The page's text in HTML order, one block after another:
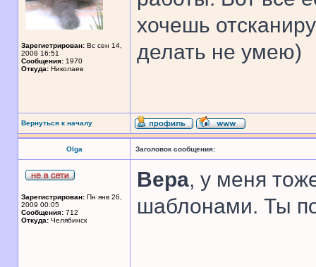
Зарегистрирован: Вс сен 14,
2008 16:51
Сообщения: 1970
Откуда: Николаев
хочешь
делать не умею)
Вернуться к началу
Olga Заголовок сообщения:
Зарегистрирован: Пн янв 26,
2009 00:05
Сообщения: 712
Откуда: Челябинск
Вера, у меня
шаблонами. Ты